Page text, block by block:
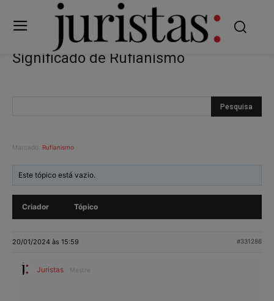
Significado de Rufianismo
Marcado: Rufianismo
Este tópico está vazio.
Criador Tópico
20/01/2024 às 15:59 #331286
Juristas Mestre